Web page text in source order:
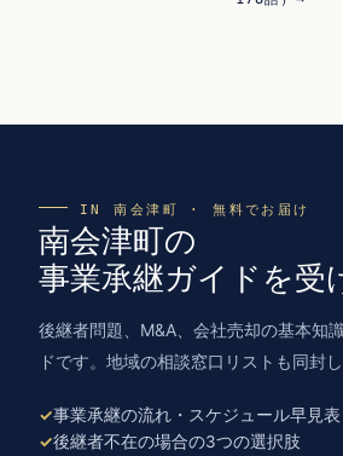
IN 南会津町 · 無料でお届け
南会津町の
事業承継ガイドを受
後継者問題、M&A、会社売却の基本知
ドです。地域の相談窓口リストも同封し
事業承継の流れ・スケジュール早見表
後継者不在の場合の3つの選択肢